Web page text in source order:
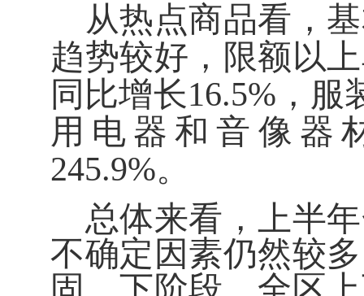
从热点商品看，
趋势较好，限额以
同比增长16.5% ， 服
用电器和音像器
245.9%。
总体来看，上半
不确定因素仍然较